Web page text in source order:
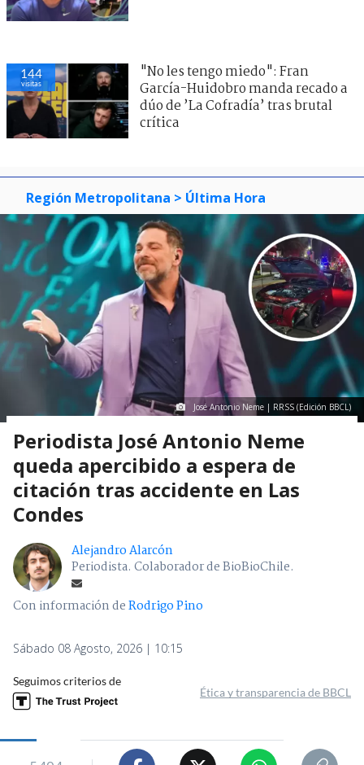
144
visitas
"No les tengo miedo": Fran
García-Huidobro manda recado a
dúo de ’La Cofradía’ tras brutal
crítica
Región Metropolitana > Última Hora
José Antonio Neme | RRSS (Edición BBCL)
Periodista José Antonio Neme
queda apercibido a espera de
citación tras accidente en Las
Condes
Alejandro Alarcón
Periodista. Colaborador de BioBioChile.
Con información deRodrigo Pino
Sábado 08 Agosto, 2026 | 10:15
Seguimos criterios de
Ética y transparencia de BBCL